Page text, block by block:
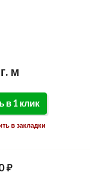
м
в 1 клик
в закладки
₽